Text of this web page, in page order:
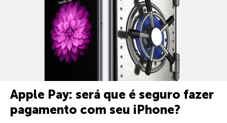
Apple Pay: será que é seguro fazer
pagamento com seu iPhone?